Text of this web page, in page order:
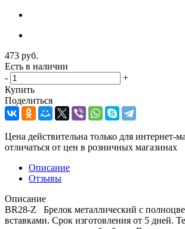
473 руб.
Есть в наличии
-
+
Купить
Поделиться
Цена действительна только для интернет-
отличаться от цен в розничных магазинах
Описание
Отзывы
Описание
BR28-Z Брелок металлический с
вставками. Срок изготовления от 5 дней.